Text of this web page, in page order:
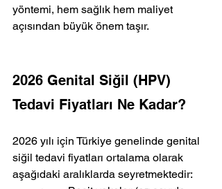
yöntemi, hem sağlık hem maliyet
açısından büyük önem taşır.
2026 Genital Siğil (HPV)
Tedavi Fiyatları Ne Kadar?
2026 yılı için Türkiye genelinde genital
siğil tedavi fiyatları ortalama olarak
aşağıdaki aralıklarda seyretmektedir: